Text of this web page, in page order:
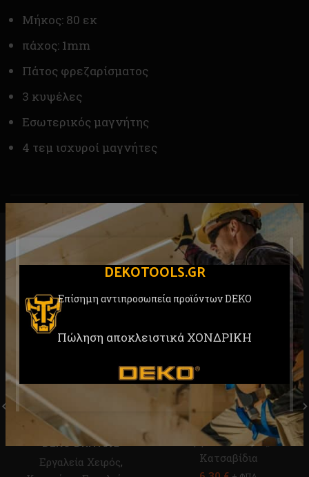
DEKOTOOLS.GR
Επίσημη αντιπροσωπεία προϊόντων DEKO
Πώληση αποκλειστικά ΧΟΝΔΡΙΚΗ
Μήκος: 80 εκ
πάχος: 1mm
Πάτος φρεζαρίσματος
3 κυψέλες
Εσωτερικός μαγνήτης
4 τεμ ισχυροί μαγνήτες
RELATED PRODUCTS
Σετ 192 Εργαλείων Χειρός
DEKO DKMT192
Εργαλεία Χειρός,
Σετ Κατσαβίδια 9τεμ.
DEKO DKA01ST54-9
Εργαλεία Χειρός,
Κατσαβίδια